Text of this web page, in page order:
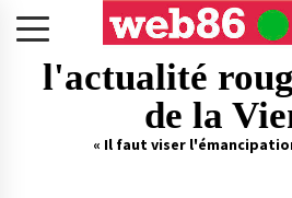
l'actualité
de la
« Il faut viser